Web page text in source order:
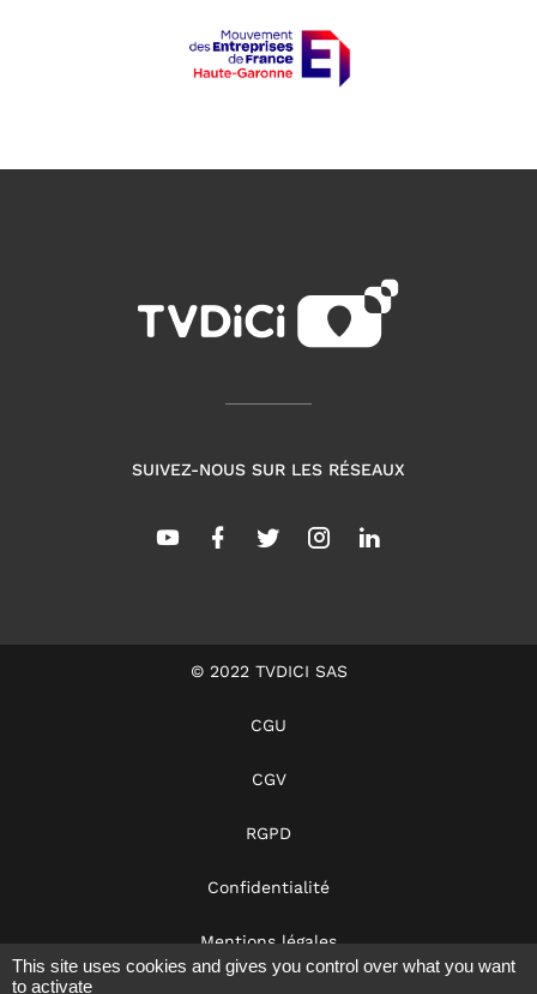
SUIVEZ-NOUS SUR LES RÉSEAUX
© 2022 TVDICI SAS
CGU
CGV
RGPD
Confidentialité
Mentions légales
This site uses cookies and gives you control over what you want
to activate